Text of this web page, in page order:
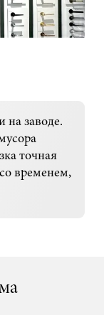
на заводе.
точная
временем,